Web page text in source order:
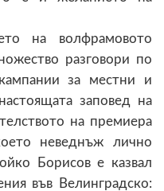
на волфрамовото
разговори по
за местни и
заповед на
на премиера
неведнъж лично
Борисов е казвал
във Велинградско: